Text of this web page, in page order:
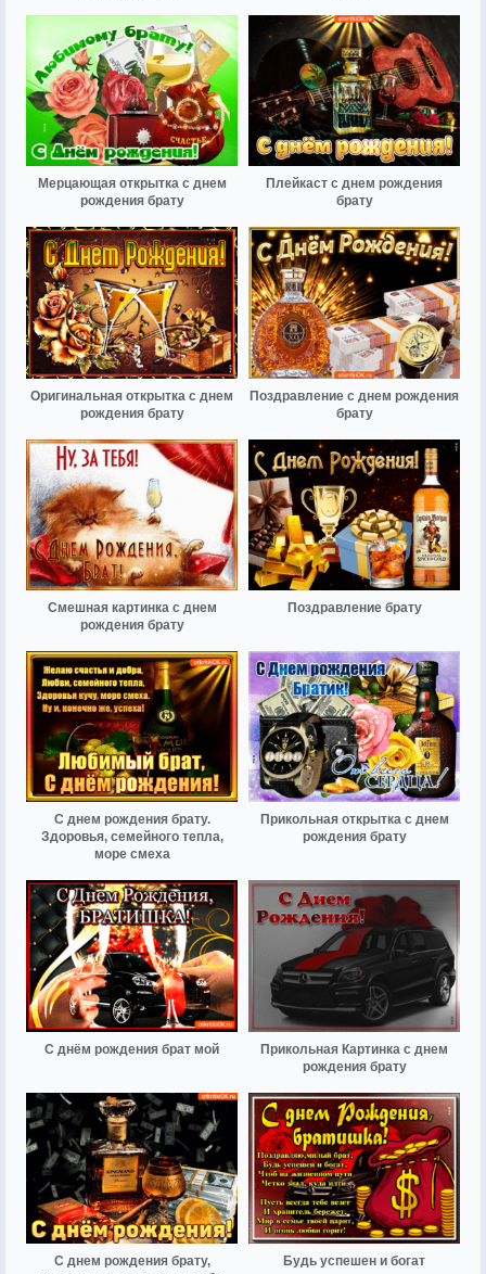
Мерцающая открытка с днем
рождения брату
Плейкаст с днем рождения
брату
Оригинальная открытка с днем
рождения брату
Поздравление с днем рождения
брату
Смешная картинка с днем
рождения брату
Поздравление брату
С днем рождения брату.
Здоровья, семейного тепла,
море смеха
Прикольная открытка с днем
рождения брату
С днём рождения брат мой
Прикольная Картинка с днем
рождения брату
С днем рождения брату,
Будь успешен и богат